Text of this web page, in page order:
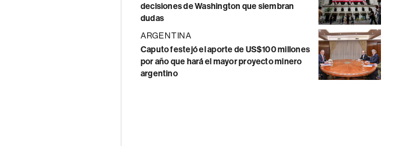
decisiones de Washington que siembran
dudas
ARGENTINA
Caputo festejó el aporte de US$100 millones
por año que hará el mayor proyecto minero
argentino